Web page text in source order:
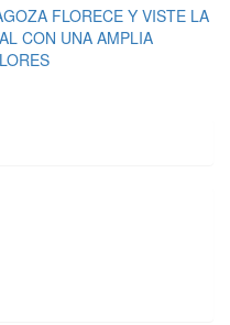
FLORECE Y VISTE LA
CON UNA AMPLIA